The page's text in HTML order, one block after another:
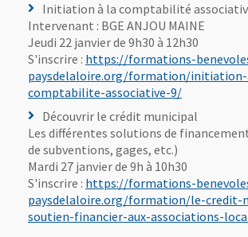
Initiation à la comptabilité
Intervenant : BGE ANJOU MAINE
Jeudi 22 janvier de 9h30 à 12h30
S'inscrire : https://formations-
paysdelaloire.org/formation/
comptabilite-associative-9/, Ouvre une
Découvrir le crédit municipal
Les différentes solutions de
de subventions, gages, etc.)
Mardi 27 janvier de 9h à 10h30
S'inscrire : https://formations-
paysdelaloire.org/formation/le-credit-
soutien-financier-aux-associations-